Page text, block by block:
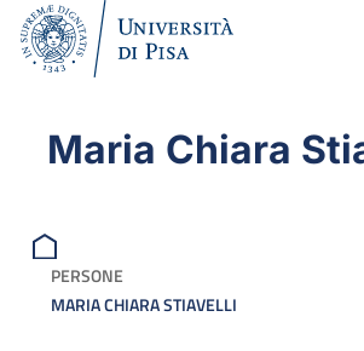
Maria Chiara
PERSONE
MARIA CHIARA STIAVELLI